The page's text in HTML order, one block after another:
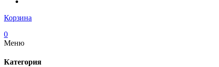
Корзина
0
Меню
Категория